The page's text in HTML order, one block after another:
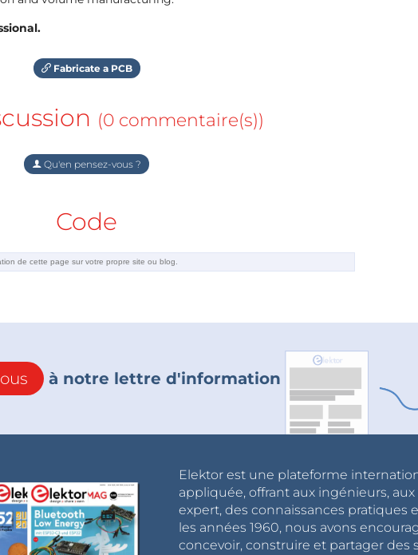
Fabricate a PCB
(0 commentaire(s))
Qu'en pensez-vous ?
Code
à notre lettre d'information
Elektor est une plateforme
appliquée, offrant aux ingénieurs,
expert, des connaissances pratiques
les années 1960, nous avons
concevoir, construire et partager des